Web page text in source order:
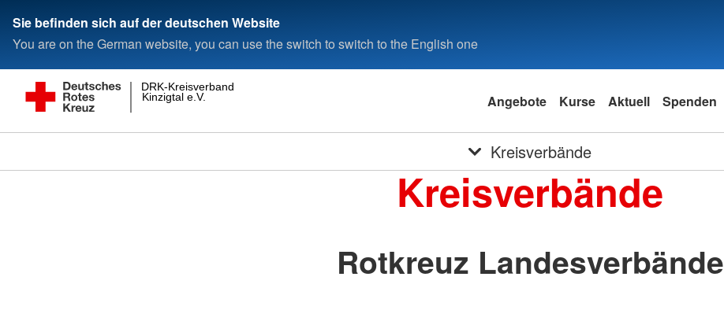
Sie befinden sich auf der deutschen Website
You are on the German website, you can use the switch to switch to the English one
Kinzigtal e.V.
DRK-Kreisverband
Angebote Kurse Aktuell Spenden
Kreisverbände
Kreisverbände
Rotkreuz Landesverbände